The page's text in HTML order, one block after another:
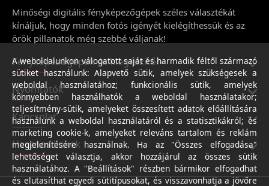
Minőségi digitális fényképezőgépek széles választékát
kínáljuk, hogy minden fotós igényét kielégíthessük és az
örök pillanatok még szebbé váljanak!
Fényképezőgépek és kiegészítői
Nyomtatók
Kapcsolat
Hasznos linkek
A weboldalunkon válogatott saját és harmadik féltől származó
sütiket használunk: Alapvető sütik, amelyek szükségesek a
weboldal használatához; funkcionális sütik, amelyek
könnyebben használhatók a weboldal használatakor;
teljesítmény-sütik, amelyeket összesített adatok előállítására
használunk a weboldal használatáról és a statisztikákról; és
marketing cookie-k, amelyeket releváns tartalom és reklám
megjelenítésére használnak. Ha az "Összes elfogadása"
lehetőséget választja, akkor hozzájárul az összes sütik
használatához. A "Beállítások" részben bármikor elfogadhat
és elutasíthat egyedi sütitípusokat, és visszavonhatja a jövőre